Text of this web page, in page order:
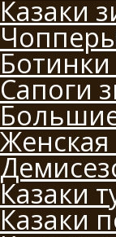
Казаки
Сапоги
Казаки
Казаки